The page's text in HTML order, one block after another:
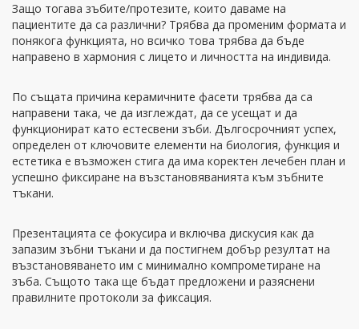
Защо тогава зъбите/протезите, които даваме на
пациентите да са различни? Трябва да променим формата и
понякога функцията, но всичко това трябва да бъде
направено в хармония с лицето и личността на индивида.
По същата причина керамичните фасети трябва да са
направени така, че да изглеждат, да се усещат и да
функционират като естесвени зъби. Дългосрочният успех,
определен от ключовите елементи на биология, функция и
естетика е възможен стига да има коректен лечебен план и
успешно фиксиране на възстановяванията към зъбните
тъкани.
Презентацията се фокусира и включва дискусия как да
запазим зъбни тъкани и да постигнем добър резултат на
възстановяването им с минимално компрометиране на
зъба. Същото така ще бъдат предложени и разяснени
правилните протоколи за фиксация.